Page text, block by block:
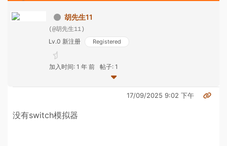
胡先生11
(@胡先生11)
Lv.0 新注册 Registered
加入时间: 1 年 前 帖子: 1
17/09/2025 9:02 下午
没有switch模拟器